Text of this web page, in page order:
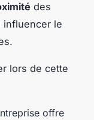
des
influencer le
lors de cette
offre